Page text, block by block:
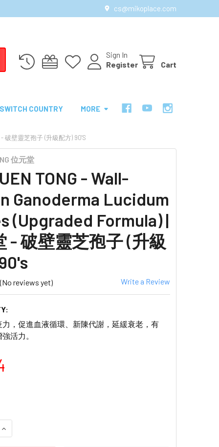
cs@mikoplace.com
Sign In
Register
Cart
SWITCH COUNTRY MORE
- 破壁靈芝孢子 (升級配方) 90'S
位元堂
TONG - Wall-
Ganoderma Lucidum
(Upgraded Formula) |
- 破壁靈芝孢子 (升級
(No reviews yet) Write a Review
，促進血液循環、新陳代謝，延緩衰老，有
活力。
OF WAI YUEN TONG - WALL-BROKEN GANODERMA
INCREASE QUANTITY OF WAI YUEN TONG - WALL-BROKEN